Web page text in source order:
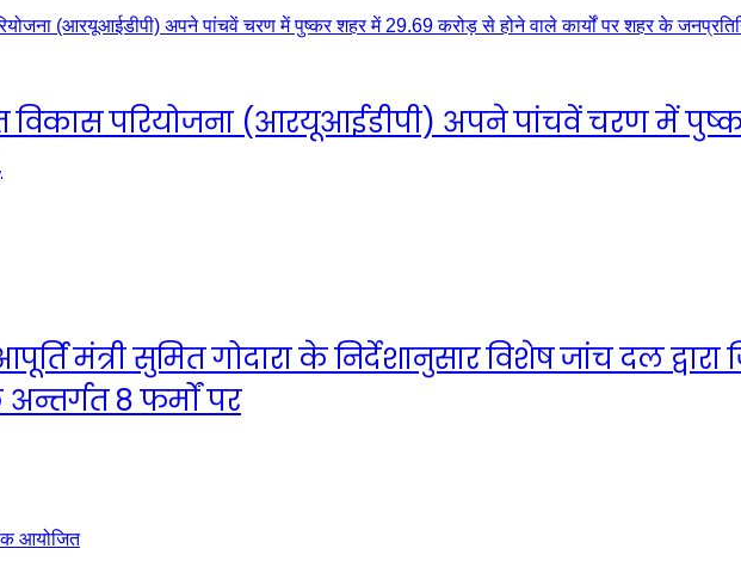
विकास परियोजना (आरयूआईडीपी) अपने पांचवें चरण में
मंत्री सुमित गोदारा के निर्देशानुसार विशेष जांच दल
8 फर्मों पर